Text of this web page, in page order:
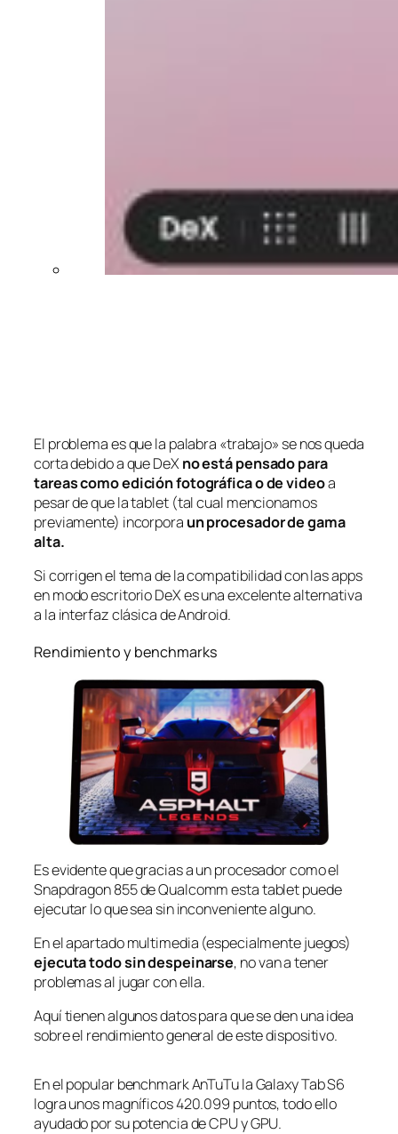
El problema es que la palabra «trabajo» se nos queda
corta debido a que DeXno está pensado para
tareas como edición fotográfica o de videoa
pesar de que latablet (tal cual mencionamos
previamente) incorpora un procesador de gama
alta.
Si corrigen el tema de la compatibilidad con lasapps
en modo escritorio DeX es una excelente alternativa
a la interfaz clásica de Android.
Rendimiento y benchmarks
Es evidente que gracias a un procesador como el
Snapdragon 855 de Qualcomm esta tablet puede
ejecutar lo que sea sin inconveniente alguno.
En el apartado multimedia (especialmente juegos)
ejecuta todo sin despeinarse, no van a tener
problemas al jugar con ella.
Aquí tienen algunos datos para que se den una idea
sobre el rendimiento general de este dispositivo.
En el popular benchmark AnTuTu la Galaxy Tab S6
logra unos magníficos 420.099 puntos, todo ello
ayudado por su potencia de CPU y GPU.